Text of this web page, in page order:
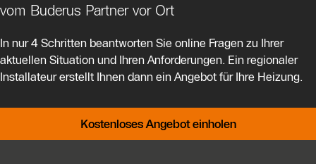
vom Buderus Partner vor Ort
In nur 4 Schritten beantworten Sie online Fragen zu Ihrer
aktuellen Situation und Ihren Anforderungen. Ein regionaler
Installateur erstellt Ihnen dann ein Angebot für Ihre Heizung.
Kostenloses Angebot einholen